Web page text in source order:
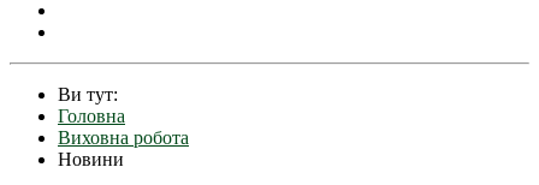
Ви тут:
Головна
Виховна робота
Новини